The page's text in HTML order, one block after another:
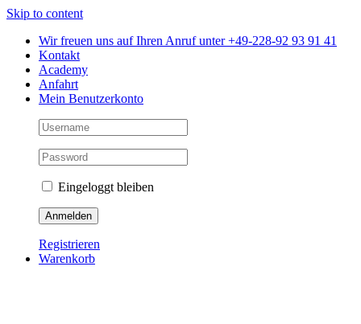
Skip to content
Wir freuen uns auf Ihren Anruf unter +49-228-92 93 91 41
Kontakt
Academy
Anfahrt
Mein Benutzerkonto
Eingeloggt bleiben
Registrieren
Warenkorb